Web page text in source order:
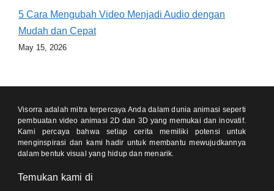
5 Cara Mengubah Video Menjadi Audio dengan
Mudah dan Cepat
May 15, 2026
Visorra adalah mitra terpercaya Anda dalam dunia animasi seperti
pembuatan video animasi 2D dan 3D yang memukai dan inovatif.
Kami percaya bahwa setiap cerita memiliki potensi untuk
menginspirasi dan kami hadir untuk membantu mewujudkannya
dalam bentuk visual yang hidup dan menarik.
Temukan kami di